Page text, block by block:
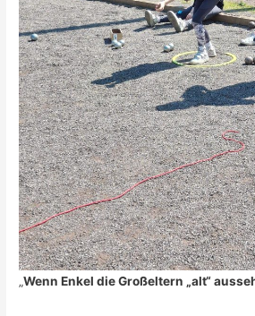
„Wenn Enkel die Großeltern „alt“